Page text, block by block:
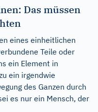
Das müssen
eines einheitlichen
Teile oder
ein Element in
ein irgendwie
des Ganzen durch
es nur ein Mensch, der